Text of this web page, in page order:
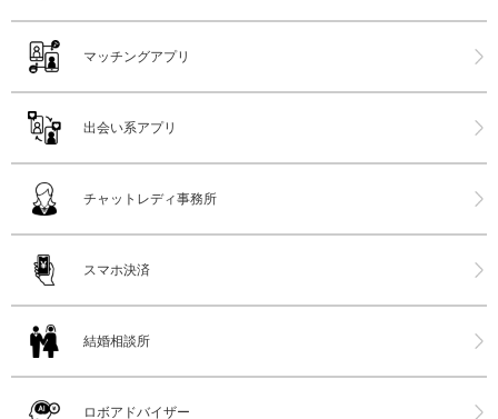
マッチングアプリ
出会い系アプリ
チャットレディ事務所
スマホ決済
結婚相談所
ロボアドバイザー